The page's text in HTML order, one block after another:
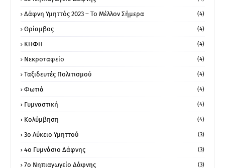
Δάφνη Υμηττός 2023 – Το Μέλλον Σήμερα (4)
Θρίαμβος (4)
ΚΗΦΗ (4)
Νεκροταφείο (4)
Ταξιδευτές Πολιτισμού (4)
Φωτιά (4)
Γυμναστική (4)
Κολύμβηση (4)
3ο Λύκειο Υμηττού (3)
4ο Γυμνάσιο Δάφνης (3)
7ο Νηπιαγωγείο Δάφνης (3)